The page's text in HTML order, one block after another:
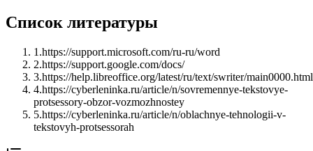
Список литературы
1 .https://support.microsoft.com/ru-ru/word
2.https://support.google.com/docs/
3.https://help.libreoffice.org/latest/ru/text/swriter/main0000.html
4.https://cyberleninka.ru/article/n/sovremennye-tekstovye-
protsessory-obzor-vozmozhnostey
5.https://cyberleninka.ru/article/n/oblachnye-tehnologii-v-
tekstovyh-protsessorah